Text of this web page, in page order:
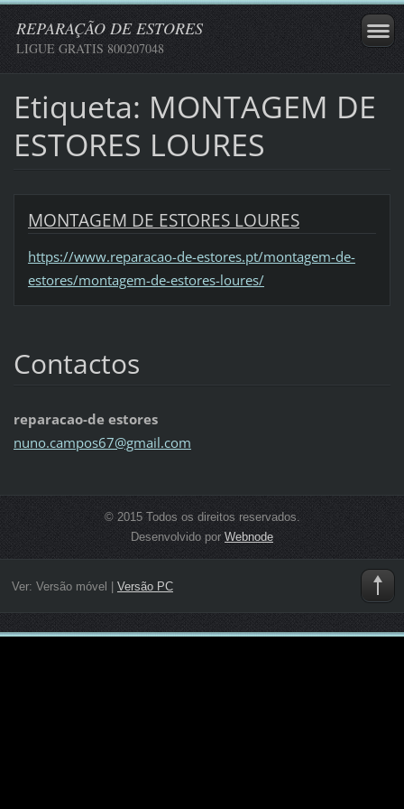
REPARAÇÃO DE ESTORES
LIGUE GRATIS 800207048
Etiqueta: MONTAGEM DE
ESTORES LOURES
MONTAGEM DE ESTORES LOURES
https://www.reparacao-de-estores.pt/montagem-de-
estores/montagem-de-estores-loures/
Contactos
reparacao-de estores
nuno.campos67@gmail.com
© 2015 Todos os direitos reservados.
Desenvolvido por Webnode
Ver: Versão móvel Versão PC